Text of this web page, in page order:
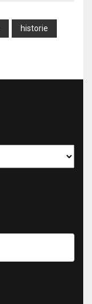
historie